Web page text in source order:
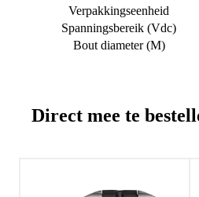
Verpakkingseenheid
Spanningsbereik (Vdc)
Bout diameter (M)
Direct mee te